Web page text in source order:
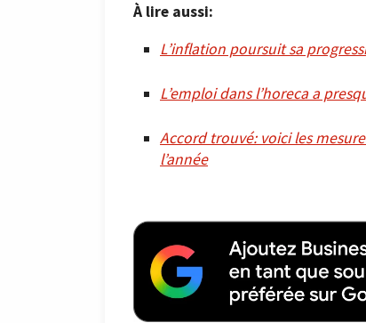
À lire aussi:
L’inflation poursuit sa
L’emploi dans l’horeca a
Accord trouvé: voici les
l’année